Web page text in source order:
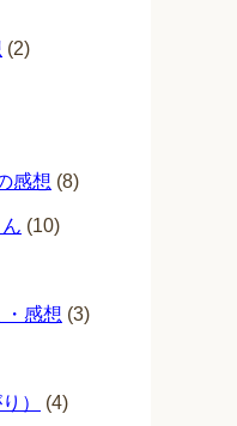
(2)
感想 (8)
(10)
感想 (3)
） (4)